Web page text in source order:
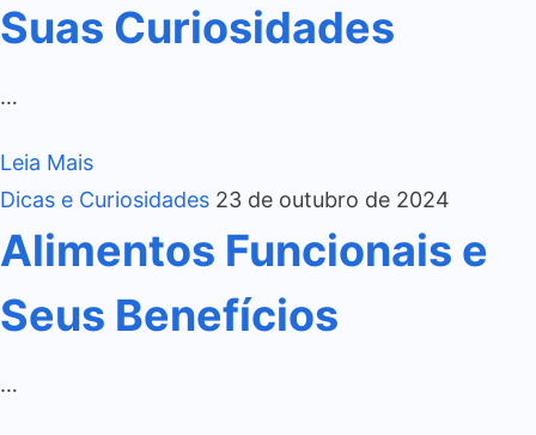
Suas Curiosidades
…
Leia Mais
Dicas e Curiosidades 23 de outubro de 2024
Alimentos Funcionais e
Seus Benefícios
…